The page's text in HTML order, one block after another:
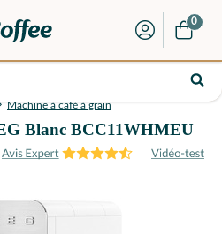
0
Machine à café à grain
Blanc BCC11WHMEU